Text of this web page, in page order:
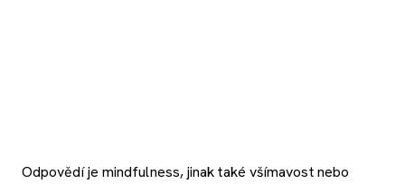
Odpovědí je mindfulness, jinak také všímavost nebo